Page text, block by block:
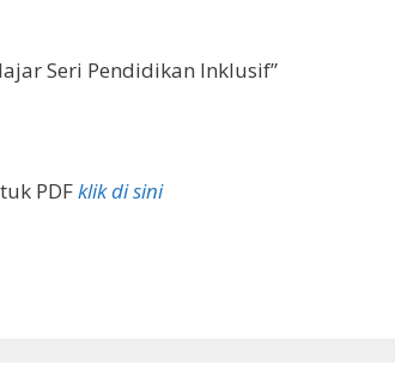
Seri Pendidikan Inklusif”
PDFklik di sini